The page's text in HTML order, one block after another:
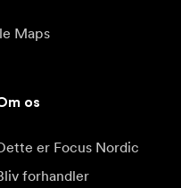
Maps
os
er Focus Nordic
forhandler